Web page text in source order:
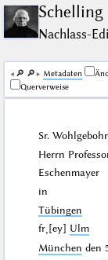
Schelling
Nachlass-
🔎︎ 🔎︎ Me­ta­da­ten
Querverweise
Sr.
Herrn
Eschenmayer
in
Tübingen
fr˖[ey] Ulm
München den